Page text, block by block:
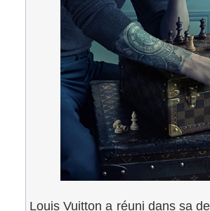
Louis Vuitton a réuni dans sa